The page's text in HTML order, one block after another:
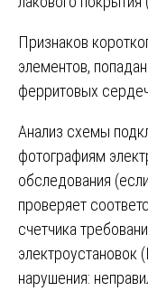
Признаков
элементов,
ферритовых
Анализ схемы
фотографиям
обследования
проверяет
счетчика
электроустановок
нарушения: